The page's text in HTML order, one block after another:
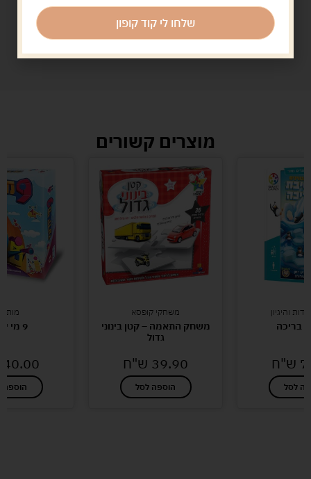
מוצרים קשורים
והיגיון
בריכה
ש"ח
לסל
משחקי קופסא
משחק התאמה – קטן בינוני
גדול
39.90 ש"ח
הוספה לסל
9 מי יודע?
40.00
הוספה
שלחו לי קוד קופון